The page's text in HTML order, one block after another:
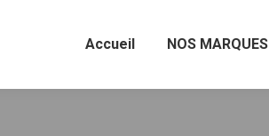
Accueil NOS MARQUES